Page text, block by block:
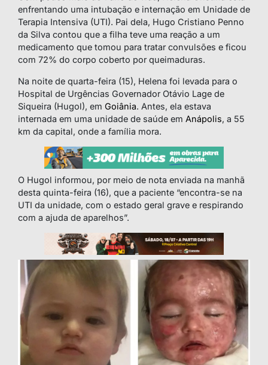
enfrentando uma intubação e internação em Unidade de
Terapia Intensiva (UTI). Pai dela, Hugo Cristiano Penno
da Silva contou que a filha teve uma reação a um
medicamento que tomou para tratar convulsões e ficou
com 72% do corpo coberto por queimaduras.
Na noite de quarta-feira (15), Helena foi levada para o
Hospital de Urgências Governador Otávio Lage de
Siqueira (Hugol), em Goiânia. Antes, ela estava
internada em uma unidade de saúde em Anápolis, a 55
km da capital, onde a família mora.
O Hugol informou, por meio de nota enviada na manhã
desta quinta-feira (16), que a paciente “encontra-se na
UTI da unidade, com o estado geral grave e respirando
com a ajuda de aparelhos”.